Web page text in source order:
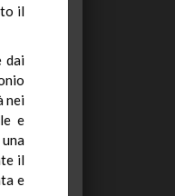
il
dai
nei
e
il
e